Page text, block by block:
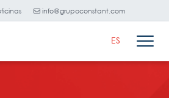
info@grupoconstant.com
ES